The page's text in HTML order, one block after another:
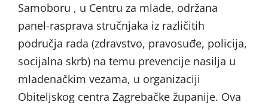
Samoboru , u Centru za mlade, održana
panel-rasprava stručnjaka iz različitih
područja rada (zdravstvo, pravosuđe, policija,
socijalna skrb) na temu prevencije nasilja u
mladenačkim vezama, u organizaciji
Obiteljskog centra Zagrebačke županije. Ova